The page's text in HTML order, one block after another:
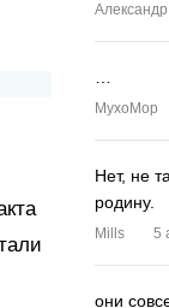
MyxoMop
Нет, не
родину.
Mills 5
они